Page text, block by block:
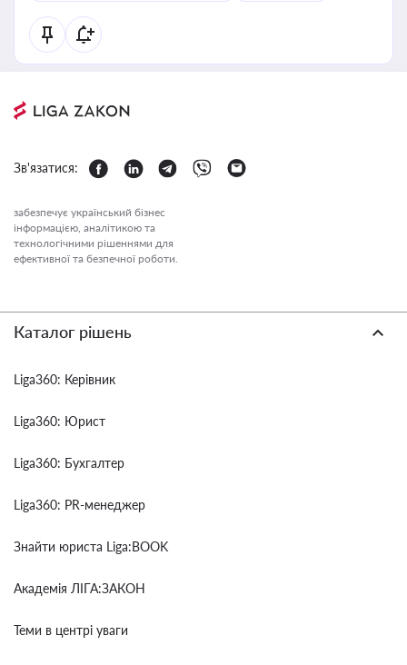
Зв'язатися:
забезпечує український бізнес
інформацією, аналітикою та
технологічними рішеннями для
ефективної та безпечної роботи.
Каталог рішень
Liga360: Керівник
Liga360: Юрист
Liga360: Бухгалтер
Liga360: PR-менеджер
Знайти юриста Liga:BOOK
Академія ЛІГА:ЗАКОН
Теми в центрі уваги